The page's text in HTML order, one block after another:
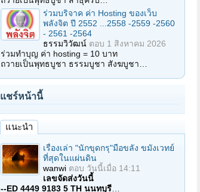
ร่วมบริจาค ค่า Hosting ของเว็บ
พลังจิต ปี 2552 ...2558 -2559 -2560
- 2561 -2564
ธรรมวิวัฒน์ ตอบ 1 สิงหาคม 2026
ร่วมทำบุญ ค่า hosting = 10 บาท
ถวายเป็นพุทธบูชา ธรรมบูชา สังฆบูชา…
แชร์หน้านี้
แนะนำ
เรื่องเล่า "นักขุดกรุ"มือขลัง ขมังเวทย์
ที่สุดในแผ่นดิน
wanwi ตอบ วันนี้เมื่อ 14:11
เลขจัดส่งวันนี้
--ED 4449 9183 5 TH นนทบุรี